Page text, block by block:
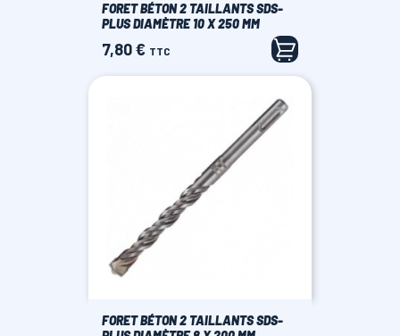
FORET BÉTON 2 TAILLANTS SDS-
PLUS DIAMÈTRE 10 X 250 MM
Prix
7,80 € TTC
FORET BÉTON 2 TAILLANTS SDS-